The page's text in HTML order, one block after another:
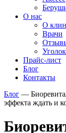
О нас
О
Врачи
Прайс-лист
Блог
Контакты
Блог —
эффекта ждать и